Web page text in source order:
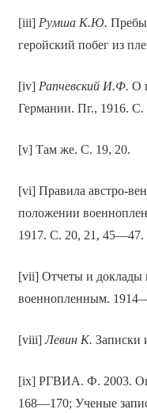
[iii] Румша К.Ю.
геройский побег из
[iv]Рапчевский И.Ф. О
Германии. Пг., 1916. С.
[v] Там же. С. 19, 20.
[vi] Правила австро-
положении
1917. С. 20, 21, 45—47.
[vii] Отчеты и доклады
военнопленным.
[viii]Левин К. Записки
[ix] РГВИА. Ф. 2003.
168—170; Ученые